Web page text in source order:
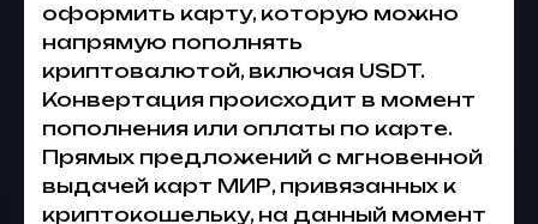
оформить карту, которую можно
напрямую пополнять
криптовалютой, включая USDT.
Конвертация происходит в момент
пополнения или оплаты по карте.
Прямых предложений с мгновенной
выдачей карт МИР, привязанных к
криптокошельку, на данный момент